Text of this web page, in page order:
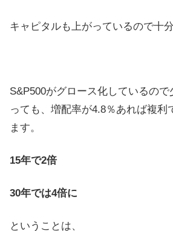
キャピタルも上がっているので十
S&P500がグロース化しているので
っても、増配率が4.8％あれば複利
ます。
15年で2倍
30年では4倍に
ということは、